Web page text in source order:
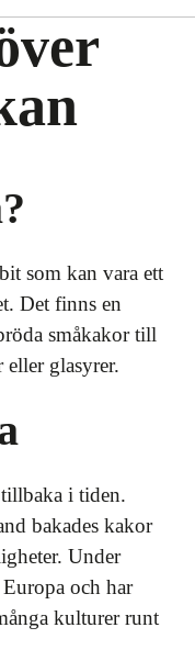
som kan vara ett
Det finns en
småkakor till
glasyrer.
i tiden.
bakades kakor
Under
och har
kulturer runt